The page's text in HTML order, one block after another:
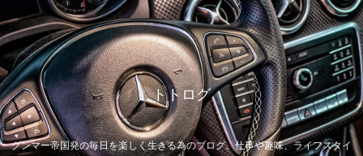
トトログ
グンマー帝国発の毎日を楽しく生きる為のブログ。仕事や趣味、ライフスタイ